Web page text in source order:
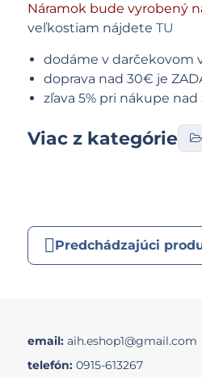
Náramok bude vyrobený
veľkostiam nájdete TU
dodáme v darčekovom
doprava nad 30€ je
zľava 5% pri nákupe
Viac z kategórie
Predchádzajúci
email: aih.eshop1@gmail.com
telefón: 0915-613267